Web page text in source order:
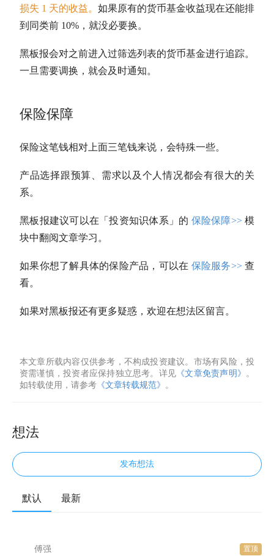
损失 1 天的收益。 如果原有的货币基金收益现在还能排
到同类前 10%，就没必要换。
黑板报会对之前进入过筛选列表的货币基金进行追踪。
一旦需要调换，就会及时通知。
保险保障
保险这笔钱相对上面三笔钱来说，会特殊一些。
产品选择跟预算、需求以及个人情况都会有很大的关
系。
黑板报建议可以在「投资知识体系」的 保险保障>>模
块中翻阅文章学习。
如果你想了解具体的保险产品，可以在 保险服务>>查
看。
如果对黑板报还有更多疑惑，欢迎在想法区留言。
本文章所载内容仅供参考，不构成投资建议。市场有风险，投
资需谨慎，投资者应保持独立思考。详见 《文章免责声明》
。
如转载使用，请参考 《文章转载规范》 。
想法
发布想法
默认 最新
傅强 置顶